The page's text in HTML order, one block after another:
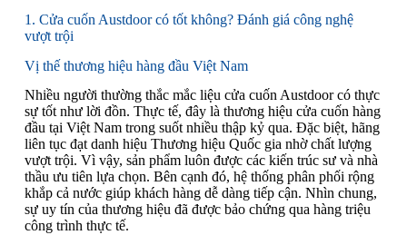
1. Cửa cuốn Austdoor có tốt không? Đánh giá công nghệ
vượt trội
Vị thế thương hiệu hàng đầu Việt Nam
Nhiều người thường thắc mắc liệu cửa cuốn Austdoor có thực
sự tốt như lời đồn. Thực tế, đây là thương hiệu cửa cuốn hàng
đầu tại Việt Nam trong suốt nhiều thập kỷ qua. Đặc biệt, hãng
liên tục đạt danh hiệu Thương hiệu Quốc gia nhờ chất lượng
vượt trội. Vì vậy, sản phẩm luôn được các kiến trúc sư và nhà
thầu ưu tiên lựa chọn. Bên cạnh đó, hệ thống phân phối rộng
khắp cả nước giúp khách hàng dễ dàng tiếp cận. Nhìn chung,
sự uy tín của thương hiệu đã được bảo chứng qua hàng triệu
công trình thực tế.